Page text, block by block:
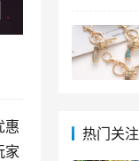
惠
家
热门关注